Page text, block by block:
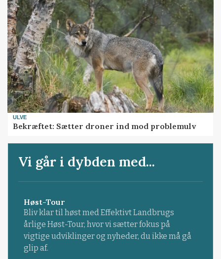
ULVE
Bekræftet: Sætter droner ind mod problemulv
Vi går i dybden med...
Høst-Tour
Bliv klar til høst med Effektivt Landbrugs
årlige Høst-Tour, hvor vi sætter fokus på
vigtige udviklinger og nyheder, du ikke må gå
glip af.